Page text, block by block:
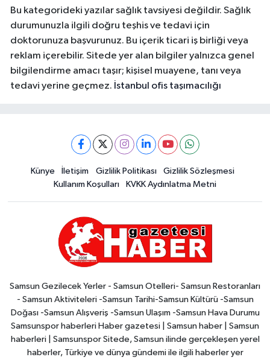
Bu kategorideki yazılar sağlık tavsiyesi değildir. Sağlık
durumunuzla ilgili doğru teşhis ve tedavi için
doktorunuza başvurunuz. Bu içerik ticari iş birliği veya
reklam içerebilir. Sitede yer alan bilgiler yalnızca genel
bilgilendirme amacı taşır; kişisel muayene, tanı veya
tedavi yerine geçmez. İstanbul ofis taşımacılığı
Künye İletişim Gizlilik Politikası
Gizlilik Sözleşmesi
Kullanım Koşulları
KVKK Aydınlatma Metni
Samsun Gezilecek Yerler - Samsun Otelleri- Samsun Restoranları
- Samsun Aktiviteleri -Samsun Tarihi-Samsun Kültürü -Samsun
Doğası -Samsun Alışveriş -Samsun Ulaşım -Samsun Hava Durumu
Samsunspor haberleri Haber gazetesi | Samsun haber | Samsun
haberleri | Samsunspor Sitede, Samsun ilinde gerçekleşen yerel
haberler, Türkiye ve dünya gündemi ile ilgili haberler yer